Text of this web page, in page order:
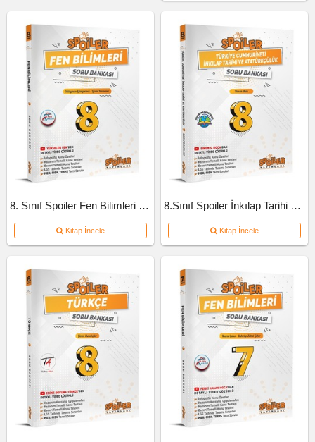
8. Sınıf Spoiler Fen Bilimleri Soru Bankası
Kitap İncele
8.Sınıf Spoiler İnkılap Tarihi Soru Bankası
Kitap İncele